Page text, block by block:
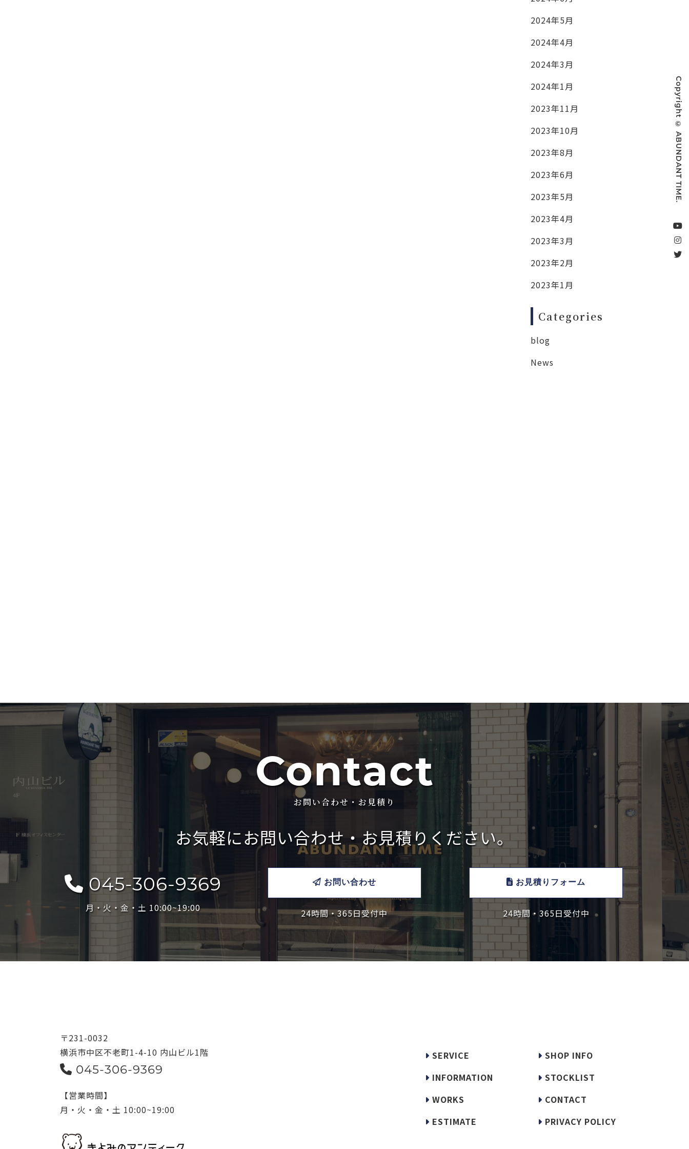
2024年5月
2024年4月
2024年3月
2024年1月
2023年11月
2023年10月
2023年8月
2023年6月
2023年5月
2023年4月
2023年3月
2023年2月
2023年1月
Categories
blog
News
Contact
お問い合わせ・お見積り
お気軽にお問い合わせ・お見積りください。
045-306-9369
月・火・金・土 10:00~19:00
お問い合わせ
24時間・365日受付中
お見積りフォーム
24時間・365日受付中
〒231-0032
横浜市中区不老町1-4-10 内山ビル1階
045-306-9369
【営業時間】
月・火・金・土 10:00~19:00
SERVICE
SHOP INFO
INFORMATION
STOCKLIST
WORKS
CONTACT
ESTIMATE
PRIVACY POLICY
Copyright © ABUNDANT TIME.